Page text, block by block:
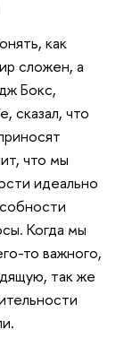
как
сложен, а
Бокс,
сказал, что
что мы
идеально
Когда мы
то важного,
так же